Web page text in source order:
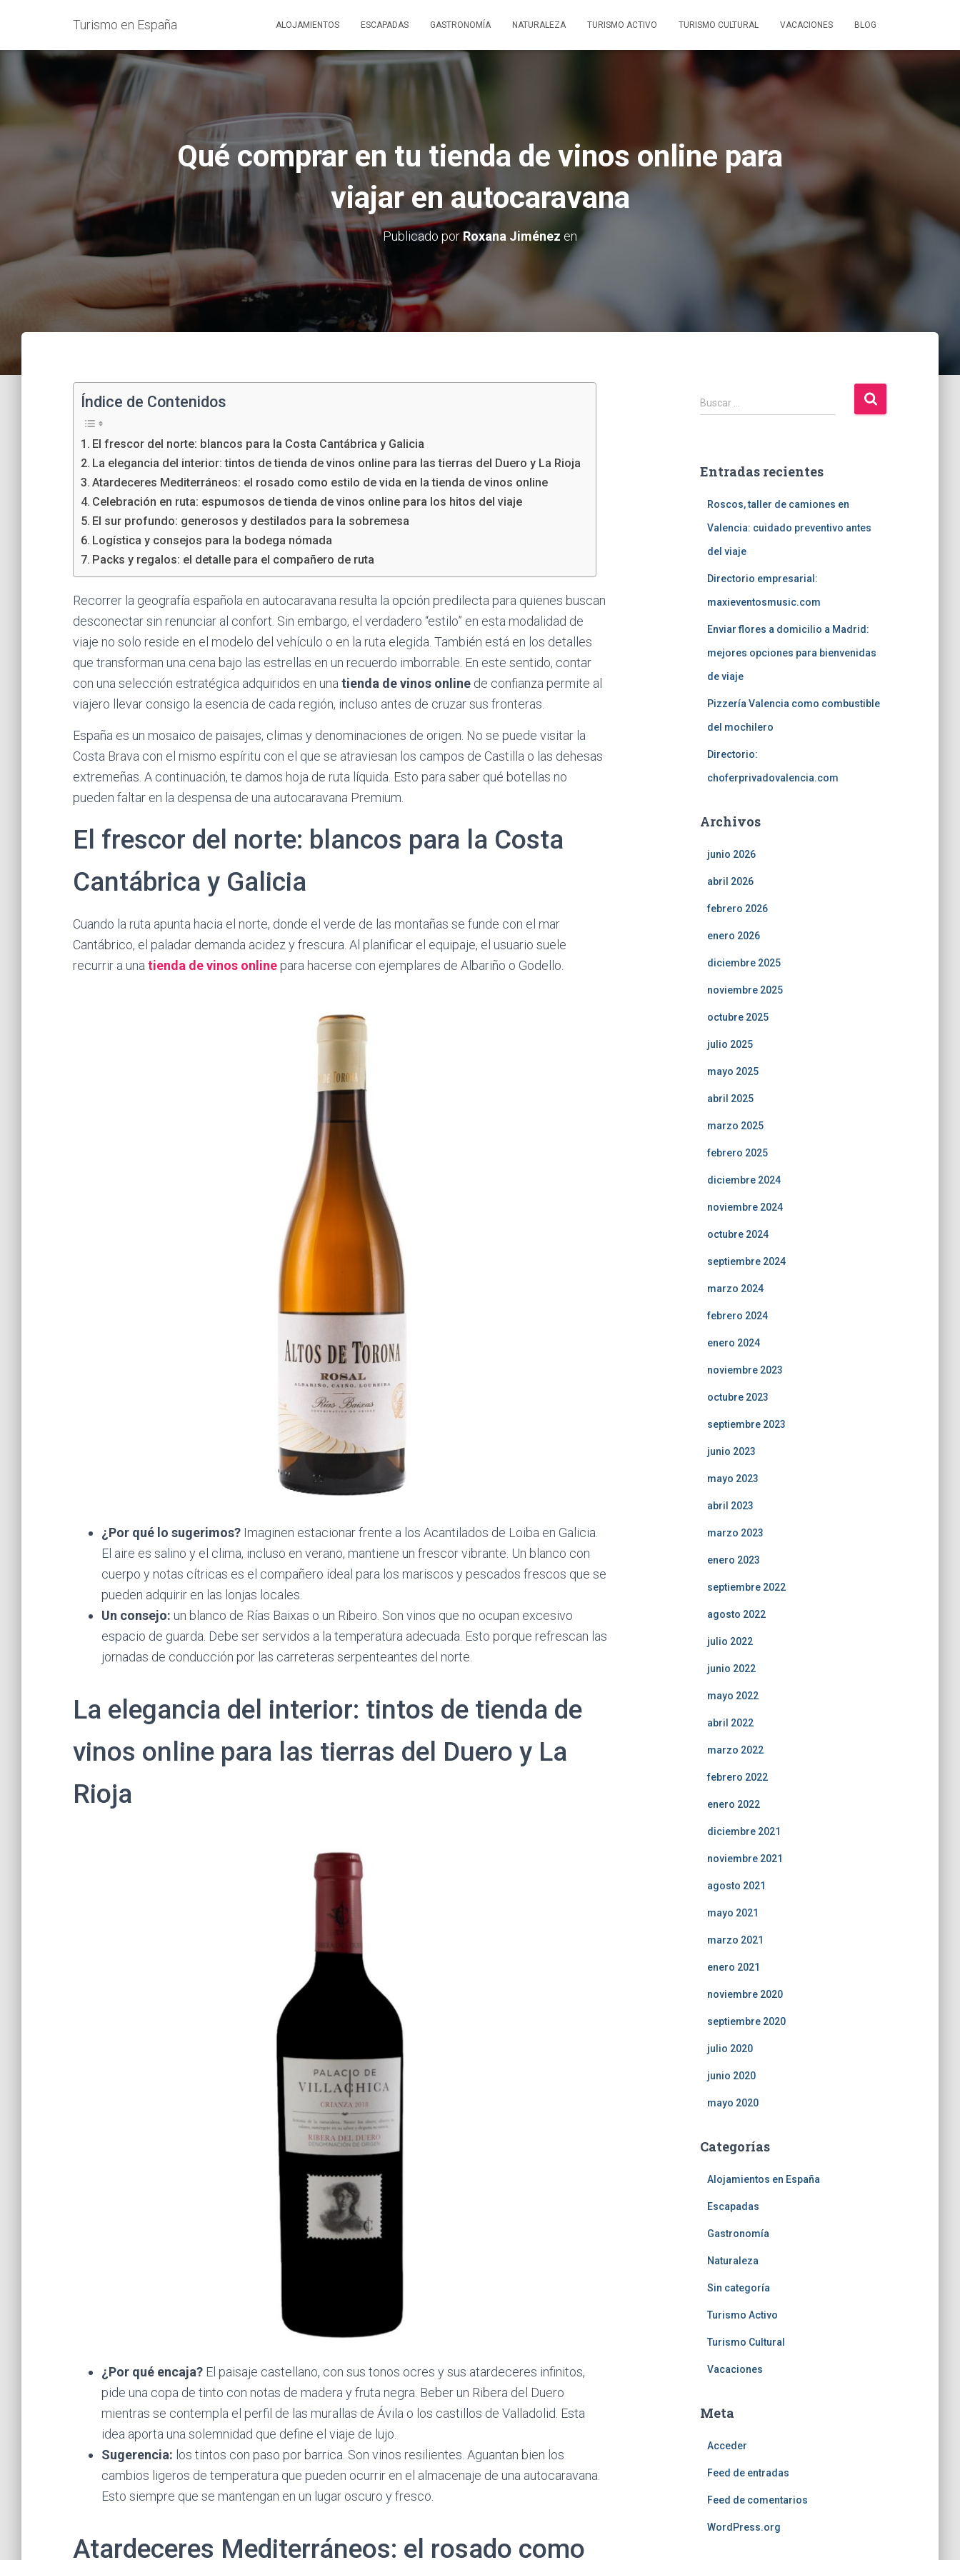
Turismo en España ALOJAMIENTOS ESCAPADAS GASTRONOMÍA NATURALEZA TURISMO ACTIVO TURISMO CULTURAL VACACIONES BLOG
Qué comprar en tu tienda de vinos online para
viajar en autocaravana
Publicado porRoxana Jiménez en
Índice de Contenidos
El frescor del norte: blancos para la Costa Cantábrica y Galicia
La elegancia del interior: tintos de tienda de vinos online para las tierras del Duero y La Rioja
Atardeceres Mediterráneos: el rosado como estilo de vida en la tienda de vinos online
Celebración en ruta: espumosos de tienda de vinos online para los hitos del viaje
El sur profundo: generosos y destilados para la sobremesa
Logística y consejos para la bodega nómada
Packs y regalos: el detalle para el compañero de ruta
Recorrer la geografía española en autocaravana resulta la opción predilecta para quienes buscan
desconectar sin renunciar al confort. Sin embargo, el verdadero “estilo” en esta modalidad de
viaje no solo reside en el modelo del vehículo o en la ruta elegida. También está en los detalles
que transforman una cena bajo las estrellas en un recuerdo imborrable. En este sentido, contar
con una selección estratégica adquiridos en una tienda de vinos online de confianza permite al
viajero llevar consigo la esencia de cada región, incluso antes de cruzar sus fronteras.
España es un mosaico de paisajes, climas y denominaciones de origen. No se puede visitar la
Costa Brava con el mismo espíritu con el que se atraviesan los campos de Castilla o las dehesas
extremeñas. A continuación, te damos hoja de ruta líquida. Esto para saber qué botellas no
pueden faltar en la despensa de una autocaravana Premium.
El frescor del norte: blancos para la Costa
Cantábrica y Galicia
Cuando la ruta apunta hacia el norte, donde el verde de las montañas se funde con el mar
Cantábrico, el paladar demanda acidez y frescura. Al planificar el equipaje, el usuario suele
recurrir a una tienda de vinos online para hacerse con ejemplares de Albariño o Godello.
¿Por qué lo sugerimos? Imaginen estacionar frente a los Acantilados de Loiba en Galicia.
El aire es salino y el clima, incluso en verano, mantiene un frescor vibrante. Un blanco con
cuerpo y notas cítricas es el compañero ideal para los mariscos y pescados frescos que se
pueden adquirir en las lonjas locales.
Un consejo: un blanco de Rías Baixas o un Ribeiro. Son vinos que no ocupan excesivo
espacio de guarda. Debe ser servidos a la temperatura adecuada. Esto porque refrescan las
jornadas de conducción por las carreteras serpenteantes del norte.
La elegancia del interior: tintos de tienda de
vinos online para las tierras del Duero y La
Rioja
¿Por qué encaja? El paisaje castellano, con sus tonos ocres y sus atardeceres infinitos,
pide una copa de tinto con notas de madera y fruta negra. Beber un Ribera del Duero
mientras se contempla el perfil de las murallas de Ávila o los castillos de Valladolid. Esta
idea aporta una solemnidad que define el viaje de lujo.
Sugerencia: los tintos con paso por barrica. Son vinos resilientes. Aguantan bien los
cambios ligeros de temperatura que pueden ocurrir en el almacenaje de una autocaravana.
Esto siempre que se mantengan en un lugar oscuro y fresco.
Atardeceres Mediterráneos: el rosado como
B
u
r
Buscar …
Entradas recientes
Roscos, taller de camiones en
Valencia: cuidado preventivo antes
del viaje
Directorio empresarial:
maxieventosmusic.com
Enviar flores a domicilio a Madrid:
mejores opciones para bienvenidas
de viaje
Pizzería Valencia como combustible
del mochilero
Directorio:
choferprivadovalencia.com
Archivos
junio 2026
abril 2026
febrero 2026
enero 2026
diciembre 2025
noviembre 2025
octubre 2025
julio 2025
mayo 2025
abril 2025
marzo 2025
febrero 2025
diciembre 2024
noviembre 2024
octubre 2024
septiembre 2024
marzo 2024
febrero 2024
enero 2024
noviembre 2023
octubre 2023
septiembre 2023
junio 2023
mayo 2023
abril 2023
marzo 2023
enero 2023
septiembre 2022
agosto 2022
julio 2022
junio 2022
mayo 2022
abril 2022
marzo 2022
febrero 2022
enero 2022
diciembre 2021
noviembre 2021
agosto 2021
mayo 2021
marzo 2021
enero 2021
noviembre 2020
septiembre 2020
julio 2020
junio 2020
mayo 2020
Categorías
Alojamientos en España
Escapadas
Gastronomía
Naturaleza
Sin categoría
Turismo Activo
Turismo Cultural
Vacaciones
Meta
Acceder
Feed de entradas
Feed de comentarios
WordPress.org